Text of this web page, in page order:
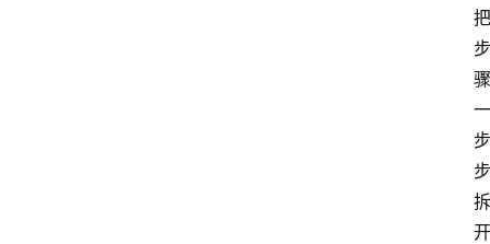
把
步
骤
一
步
步
拆
开